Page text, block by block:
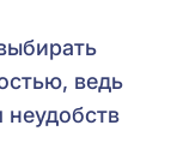
ведь